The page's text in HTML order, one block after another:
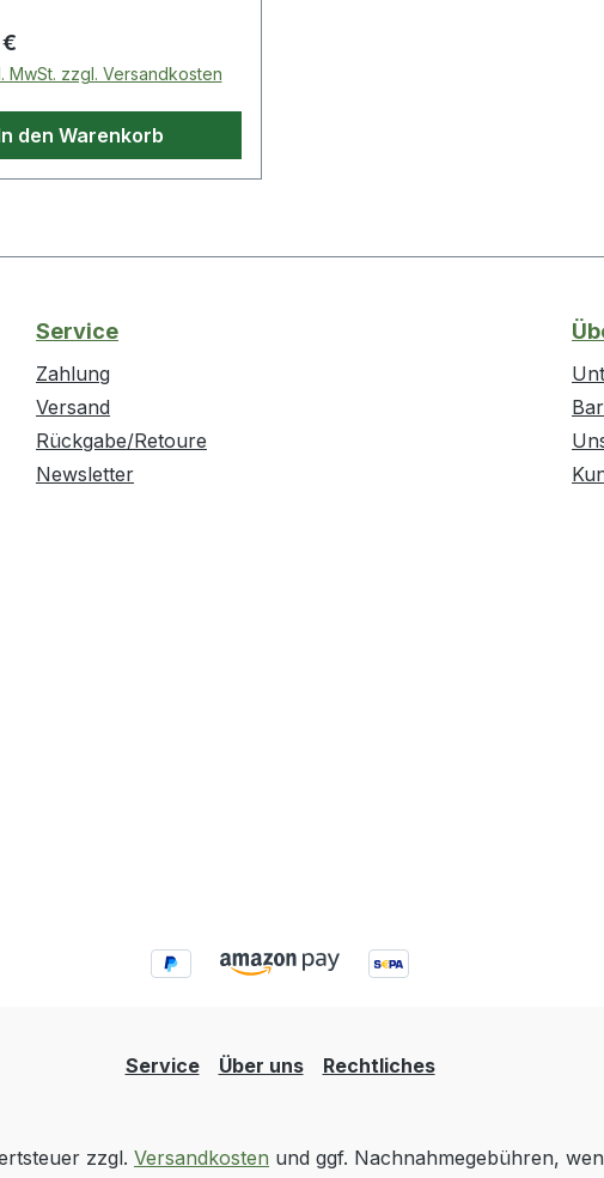
Preis:
MwSt. zzgl. Versandkosten
den Warenkorb
Service
Zahlung
Versand
Rückgabe/Retoure
Newsletter
Service Über uns Rechtliches
zzgl. Versandkosten und ggf. Nachnahmegebühren,